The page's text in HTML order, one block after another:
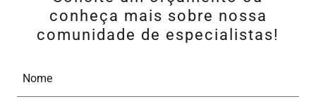
conheça mais sobre nossa
comunidade de especialistas!
Nome